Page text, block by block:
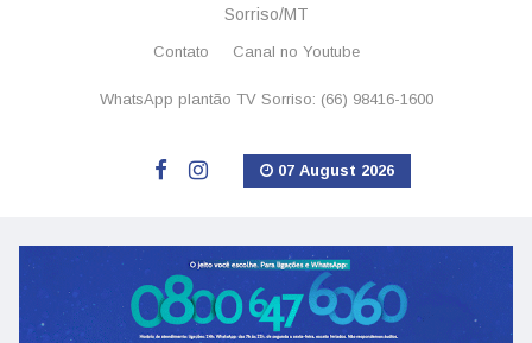
Sorriso/MT
Contato Canal no Youtube
WhatsApp plantão TV Sorriso: (66) 98416-1600
07 August 2026